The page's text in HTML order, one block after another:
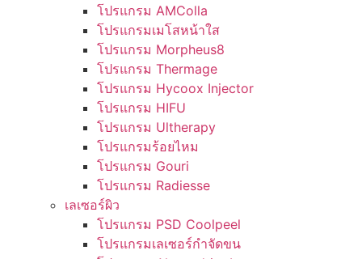
โปรแกรม AMColla
โปรแกรมเมโสหน้าใส
โปรแกรม Morpheus8
โปรแกรม Thermage
โปรแกรม Hycoox Injector
โปรแกรม HIFU
โปรแกรม Ultherapy
โปรแกรมร้อยไหม
โปรแกรม Gouri
โปรแกรม Radiesse
เลเซอร์ผิว
โปรแกรม PSD Coolpeel
โปรแกรมเลเซอร์กำจัดขน